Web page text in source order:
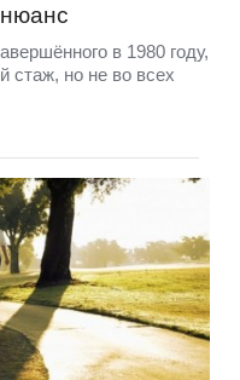
в 1980 году,
стаж, но не во всех